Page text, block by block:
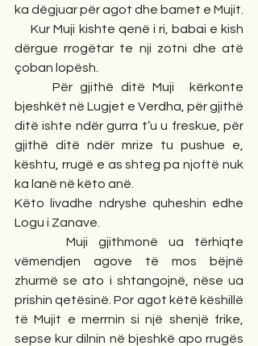
ka dëgjuar për agot dhe bamet e Mujit.
Kur Muji kishte qenë i ri, babai e kish
dërgue rrogëtar te nji zotni dhe atë
çoban lopësh.
Për gjithë ditë Muji  kërkonte
bjeshkët në Lugjet e Verdha, për gjithë
ditë ishte ndër gurra t’u u freskue, për
gjithë ditë ndër mrize tu pushue e,
kështu, rrugë e as shteg pa njoftë nuk
ka lanë në këto anë.
Këto livadhe ndryshe quheshin edhe
Logu i Zanave.
Muji gjithmonë ua tërhiqte
vëmendjen agove të mos bëjnë
zhurmë se ato i shtangojnë, nëse ua
prishin qetësinë. Por agot këtë këshillë
të Mujit e merrnin si një shenjë frike,
sepse kur dilnin në bjeshkë apo rrugës